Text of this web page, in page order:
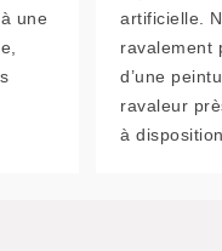
une
artificielle.
ravalement
d’une
ravaleur
à disposition.